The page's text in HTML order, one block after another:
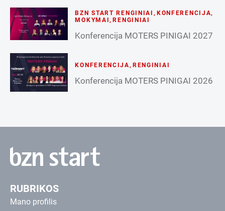
BZN START RENGINIAI , KONFERENCIJA,
MOKYMAI ,RENGINIAI
Konferencija MOTERS PINIGAI 2027
KONFERENCIJA , RENGINIAI
Konferencija MOTERS PINIGAI 2026
RUBRIKOS
Mano profilis